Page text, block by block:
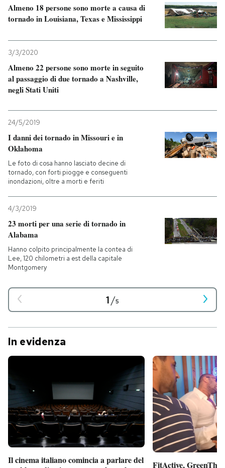
Almeno 18 persone sono morte a causa di
tornado in Louisiana, Texas e Mississippi
3/3/2020
Almeno 22 persone sono morte in seguito
al passaggio di due tornado a Nashville,
negli Stati Uniti
24/5/2019
I danni dei tornado in Missouri e in
Oklahoma
Le foto di cosa hanno lasciato decine di
tornado, con forti piogge e conseguenti
inondazioni, oltre a morti e feriti
4/3/2019
23 morti per una serie di tornado in
Alabama
Hanno colpito principalmente la contea di
Lee, 120 chilometri a est della capitale
Montgomery
1/5
In evidenza
Il cinema italiano comincia a parlare del
FitActive,